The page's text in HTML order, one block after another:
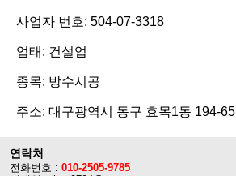
사업자 번호: 504-07-3318
업태: 건설업
종목: 방수시공
주소: 대구광역시 동구 효목1동 194-65
연락처
전화번호 : 010-2505-9785